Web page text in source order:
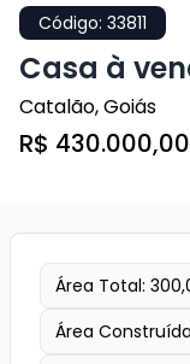
Código: 33811
Casa à
Catalão,Goiás
R$ 430.000,00
Área Total:
Área